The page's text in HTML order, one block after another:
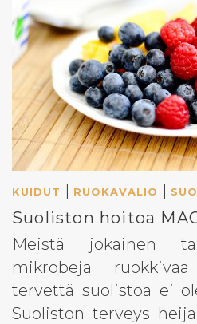
KUIDUT | RUOKAVALIO |
Suoliston hoitoa
Meistä jokainen
mikrobeja
tervettä suolistoa ei
Suoliston terveys